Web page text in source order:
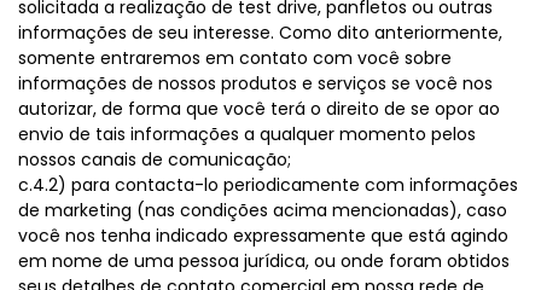
solicitada a realização de test drive, panfletos ou outras
informações de seu interesse. Como dito anteriormente,
somente entraremos em contato com você sobre
informações de nossos produtos e serviços se você nos
autorizar, de forma que você terá o direito de se opor ao
envio de tais informações a qualquer momento pelos
nossos canais de comunicação;
c.4.2) para contacta-lo periodicamente com informações
de marketing (nas condições acima mencionadas), caso
você nos tenha indicado expressamente que está agindo
em nome de uma pessoa jurídica, ou onde foram obtidos